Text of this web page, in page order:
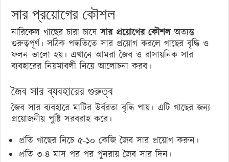
সার প্রয়োগের কৌশল
নারিকেল গাছের চারা চাষেসার প্রয়োগের কৌশলঅত্যন্ত
গুরুত্বপূর্ণ। সঠিক পদ্ধতিতে সার প্রয়োগ করলে গাছের বৃদ্ধি ও
ফলন ভালো হয়। এখানে আমরা জৈব ও রাসায়নিক সার
ব্যবহারের নিয়মাবলী নিয়ে আলোচনা করব।
জৈব সার ব্যবহারের গুরুত্ব
জৈব সার ব্যবহারে মাটির উর্বরতা বৃদ্ধি পায়। এটি গাছের জন্য
প্রয়োজনীয় পুষ্টি সরবরাহ করে।
প্রতি গাছের নিচে ৫-১০ কেজি জৈব সার প্রয়োগ করুন।
প্রতি ৩-৪ মাস পর পর পুনরায় জৈব সার দিন।